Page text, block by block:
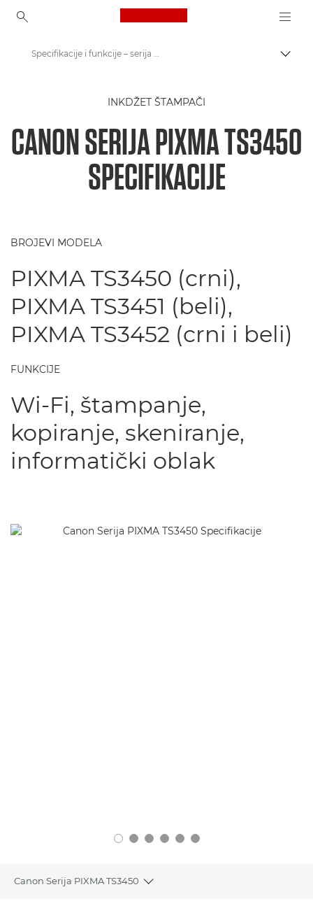
Canon Logo, back to
Serija Canon PIXMA TS3450
Specifikacije i funkcije – serija Canon PIXMA TS3450
INKDŽET ŠTAMPAČI
CANON SERIJA PIXMA TS3450
SPECIFIKACIJE
BROJEVI MODELA
PIXMA TS3450 (crni),
PIXMA TS3451 (beli),
PIXMA TS3452 (crni i beli)
FUNKCIJE
Wi-Fi, štampanje,
kopiranje, skeniranje,
informatički oblak
Canon Serija PIXMA TS3450
Toggle breadcrumbs